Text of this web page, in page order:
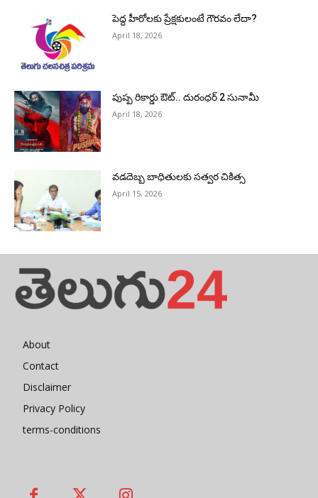
పెద్ద హీరోల‌కు ప్రేక్ష‌కులంటే గౌర‌వం లేదా?
April 18, 2026
పుష్ప రికార్డు ఔట్‌.. దురంధ‌ర్ 2 సునామీ
April 18, 2026
వడదెబ్బ బాధితులకు సత్వర చికిత్స
April 15, 2026
About
Contact
Disclaimer
Privacy Policy
terms-conditions